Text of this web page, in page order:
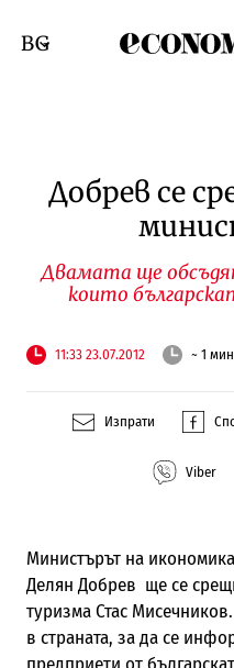
Смяна на език
Добрев се
Двамата ще
които
11:33 23.07.2012 ~ 1
Изпрати
Viber
Министърът на
Делян Добрев ще се
туризма Стас
в страната, за да се